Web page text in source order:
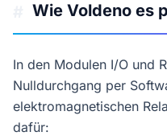
Wie Voldeno es
In den Modulen I/O und
Nulldurchgang per
elektromagnetischen
dafür: